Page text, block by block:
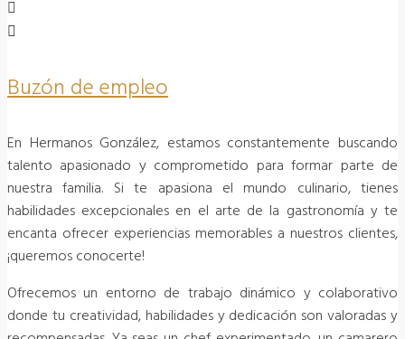
Buzón de empleo
En Hermanos González, estamos constantemente buscando
talento apasionado y comprometido para formar parte de
nuestra familia. Si te apasiona el mundo culinario, tienes
habilidades excepcionales en el arte de la gastronomía y te
encanta ofrecer experiencias memorables a nuestros clientes,
¡queremos conocerte!
Ofrecemos un entorno de trabajo dinámico y colaborativo
donde tu creatividad, habilidades y dedicación son valoradas y